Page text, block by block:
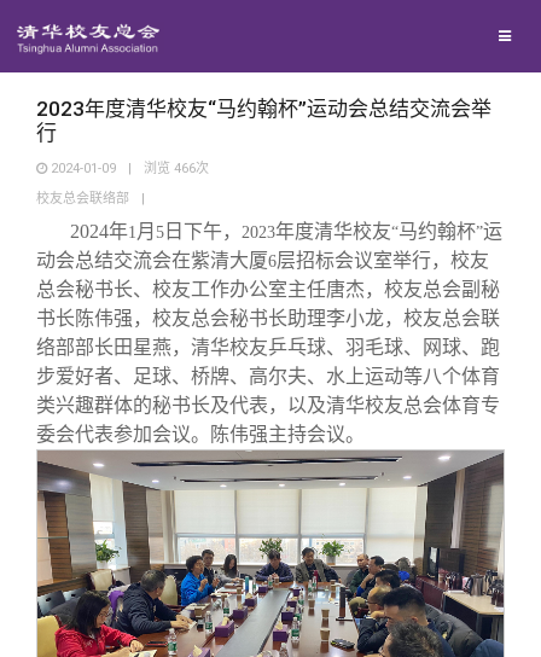
地区联络
年级联络
院系校友工作
专业委员会
兴趣群体
回馈母校
捐赠项目
捐赠新闻
捐赠纪事
捐赠方法
媒体平台
《清华校友通讯》
《水木清华》
我要订阅
百年清华
清华人物
清华故事
校友文苑
校友讲坛
校友服务
终身学习
三创大赛
实用信息
校友总会
会长致辞
总会章程
关闭
2023年度清华校友“马约翰杯”运动会总结交流会举
行
2024-01-09 | 浏览 466次
校友总会联络部
|
2024年1 月 5 日下午， 2023年度清华校友“马约翰杯”运
动会总结交流会在紫清大厦6层招标会议室举行，校友
总会秘书长、校友工作办公室主任唐杰，校友总会副秘
书长陈伟强， 校友总会秘书长助理李小龙， 校友总会联
络部部长田星燕，清华校友乒乓球、羽毛球、网球、跑
步爱好者、足球、桥牌、高尔夫、水上运动等八个体育
类兴趣群体的秘书长及代表，以及清华校友总会体育专
委会代表参加会议。陈伟强主持会议。